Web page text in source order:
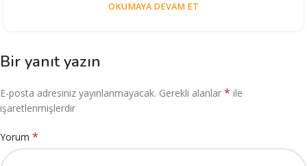
OKUMAYA DEVAM ET
Bir yanıt yazın
E-posta adresiniz yayınlanmayacak. Gerekli alanlar * ile
işaretlenmişlerdir
Yorum *